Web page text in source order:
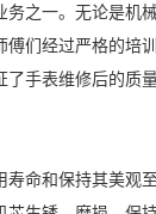
务之一。无论是机
傅们经过严格的培
了手表维修后的质
寿命和保持其美观